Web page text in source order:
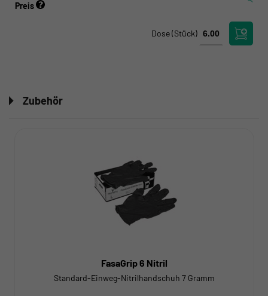
Preis
Dose(Stück)
Zubehör
FasaGrip 6 Nitril
Standard-Einweg-Nitrilhandschuh 7 Gramm